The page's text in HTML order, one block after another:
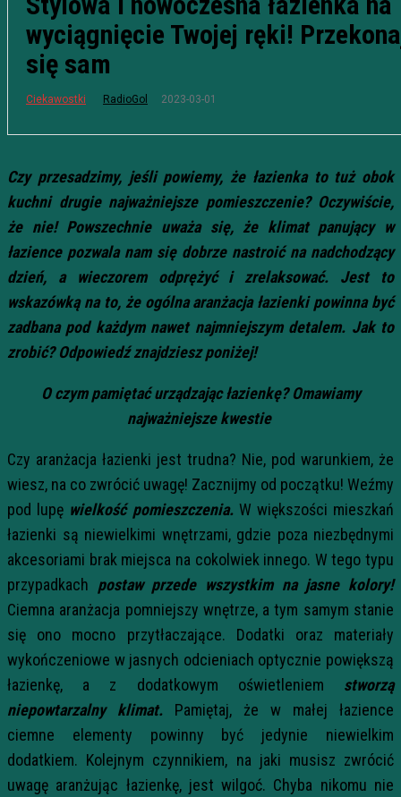
wyciągnięcie Twojej ręki!
się sam
Ciekawostki RadioGol 2023-03-01
Czy przesadzimy, jeśli powiemy, że łazienka to tuż obok
kuchni drugie najważniejsze pomieszczenie? Oczywiście,
że nie! Powszechnie uważa się, że klimat panujący w
łazience pozwala nam się dobrze nastroić na nadchodzący
dzień, a wieczorem odprężyć i zrelaksować. Jest to
wskazówką na to, że ogólna aranżacja łazienki powinna być
zadbana pod każdym nawet najmniejszym detalem. Jak to
zrobić? Odpowiedź znajdziesz poniżej!
O czym pamiętać urządzając łazienkę? Omawiamy
najważniejsze kwestie
Czy aranżacja łazienki jest trudna? Nie, pod warunkiem, że
wiesz, na co zwrócić uwagę! Zacznijmy od początku! Weźmy
pod lupę wielkość pomieszczenia.W większości mieszkań
łazienki są niewielkimi wnętrzami, gdzie poza niezbędnymi
akcesoriami brak miejsca na cokolwiek innego. W tego typu
przypadkach postaw przede wszystkim na jasne kolory!
Ciemna aranżacja pomniejszy wnętrze, a tym samym stanie
się ono mocno przytłaczające. Dodatki oraz materiały
wykończeniowe w jasnych odcieniach optycznie powiększą
łazienkę, a z dodatkowym oświetleniem stworzą
niepowtarzalny klimat. Pamiętaj, że w małej łazience
ciemne elementy powinny być jedynie niewielkim
dodatkiem. Kolejnym czynnikiem, na jaki musisz zwrócić
uwagę aranżując łazienkę, jest wilgoć. Chyba nikomu nie